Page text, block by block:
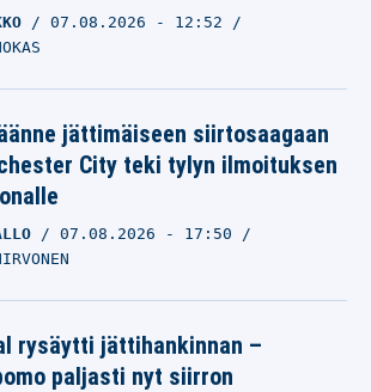
07.08.2026 - 12:52
jättimäiseen siirtosaagaan
City teki tylyn ilmoituksen
07.08.2026 - 17:50
rysäytti jättihankinnan –
paljasti nyt siirron